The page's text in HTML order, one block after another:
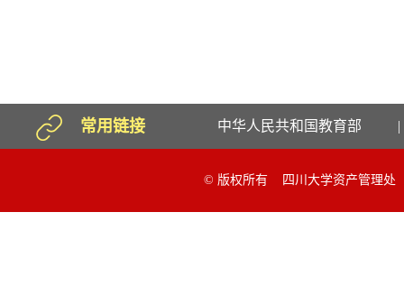
常用链接 中华人民共和国教育部 |
© 版权所有 四川大学资产管理